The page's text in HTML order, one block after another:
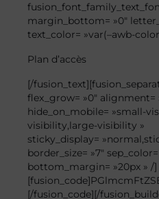
margin_bottom= »0″
text_color= »var(–awb-
Plan d’accès
[/
flex_grow= »0″ alignment=
hide_on_mobile= »small-
visibility,large-visibility »
sticky_display=
border_size= »7″
bottom_margin= »20px » /]
[/fusion_code][/